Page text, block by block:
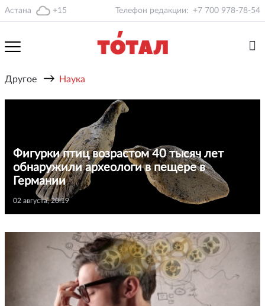
Астана +15 Телефон редакции: +7 700 978-78-54
Другое → Наука
Фигурки птиц возрастом 40 тысяч лет
обнаружили археологи в пещере в
Германии
02 августа, 20:19